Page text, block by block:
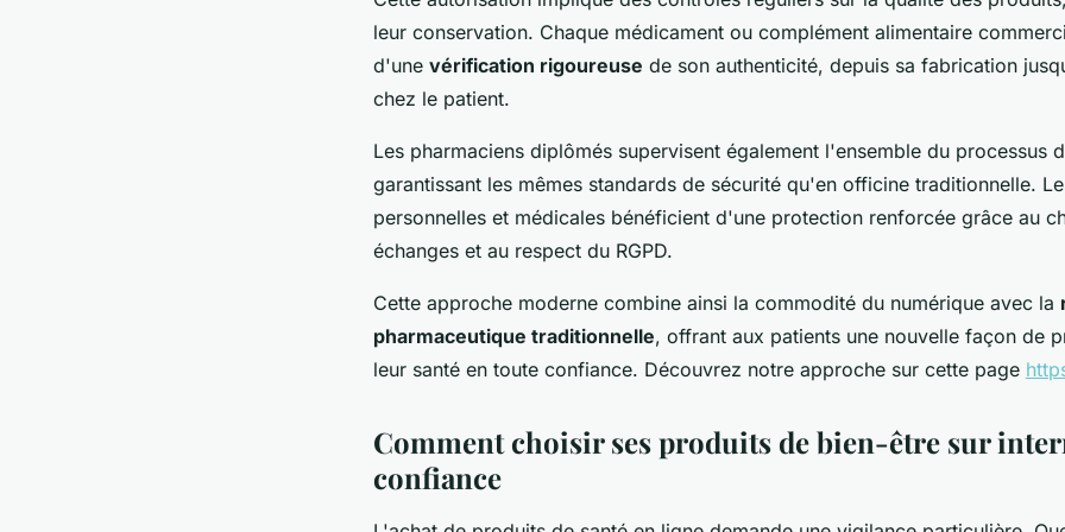
leur conservation. Chaque médicament ou complément alimentaire
d'une vérification rigoureuse de son authenticité, depuis sa fabrication
chez le patient.
Les pharmaciens diplômés supervisent également l'ensemble du processus
garantissant les mêmes standards de sécurité qu'en officine traditionnelle.
personnelles et médicales bénéficient d'une protection renforcée grâce au
échanges et au respect du RGPD.
Cette approche moderne combine ainsi la commodité du numérique avec la
pharmaceutique traditionnelle, offrant aux patients une nouvelle façon de
leur santé en toute confiance. Découvrez notre approche sur cette page
Comment choisir ses produits de bien-être sur
confiance